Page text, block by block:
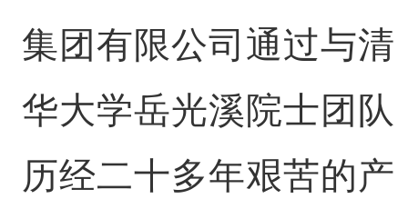
集团有限公司通过与清
华大学岳光溪院士团队
历经二十多年艰苦的产